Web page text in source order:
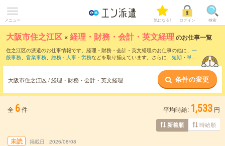
メニュー 気になる! ログイン 検索
大阪市住之江区 ×経理・財務・会計・英文経理 のお仕事一覧
住之江区の派遣のお仕事情報です。経理・財務・会計・英文経理のお仕事の他に、 一
般事務、 営業事務、 総務・人事・労務などを取り揃えています。さらに、 短期 ・ 単発
大阪市住之江区 / 経理・財務・会計・英文経理 条件の変更
全 6件 平均時給: 1,533 円
新着順 時給順
未読 掲載日 2026/08/08